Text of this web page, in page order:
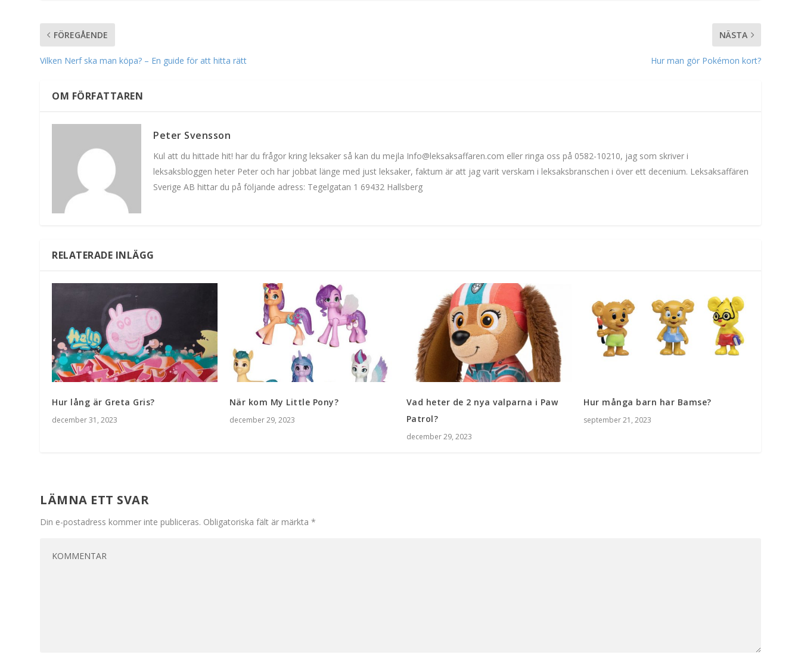
FÖREGÅENDE
Vilken Nerf ska man köpa? – En guide för att hitta rätt
NÄSTA
Hur man gör Pokémon kort?
OM FÖRFATTAREN
Peter Svensson
Kul att du hittade hit! har du frågor kring leksaker så kan du mejla Info@leksaksaffaren.com eller ringa oss på 0582-10210, jag som skriver i
leksaksbloggen heter Peter och har jobbat länge med just leksaker, faktum är att jag varit verskam i leksaksbranschen i över ett decenium. Leksaksaffären
Sverige AB hittar du på följande adress: Tegelgatan 1 69432 Hallsberg
RELATERADE INLÄGG
Hur lång är Greta Gris?
december 31, 2023
När kom My Little Pony?
december 29, 2023
Vad heter de 2 nya valparna i Paw
Patrol?
december 29, 2023
Hur många barn har Bamse?
september 21, 2023
LÄMNA ETT SVAR
Din e-postadress kommer inte publiceras. Obligatoriska fält är märkta*